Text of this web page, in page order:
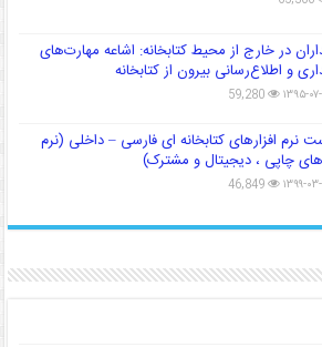
در خارج از محیط کتابخانه: اشاعه مهارت‌های
و اطلاع‌رسانی بیرون از کتابخانه
۰۷-۲۶ 59,280
نرم افزارهای کتابخانه ای فارسی – داخلی (نرم
چاپی ، دیجیتال و مشترک)
۰۳-۱۸ 46,849